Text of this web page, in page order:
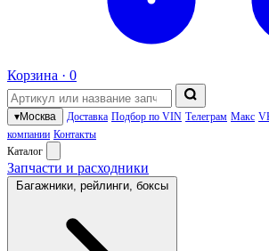
Корзина · 0
▾Москва Доставка Подбор по VIN Телеграм Макс
компании Контакты
Каталог
Запчасти и расходники
Багажники, рейлинги, боксы